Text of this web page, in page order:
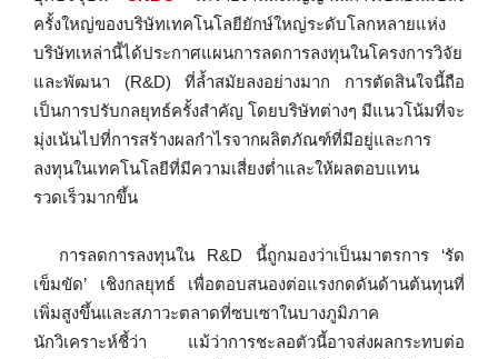
ครั้งใหญ่ของบริษัทเทคโนโลยียักษ์ใหญ่ระดับโลกหลายแห่ง
บริษัทเหล่านี้ได้ประกาศแผนการลดการลงทุนในโครงการวิจัย
และพัฒนา (R&D) ที่ล้ำสมัยลงอย่างมาก การตัดสินใจนี้ถือ
เป็นการปรับกลยุทธ์ครั้งสำคัญ โดยบริษัทต่างๆ มีแนวโน้มที่จะ
มุ่งเน้นไปที่การสร้างผลกำไรจากผลิตภัณฑ์ที่มีอยู่และการ
ลงทุนในเทคโนโลยีที่มีความเสี่ยงต่ำและให้ผลตอบแทน
รวดเร็วมากขึ้น
การลดการลงทุนใน R&D นี้ถูกมองว่าเป็นมาตรการ ‘รัด
เข็มขัด’ เชิงกลยุทธ์ เพื่อตอบสนองต่อแรงกดดันด้านต้นทุนที่
เพิ่มสูงขึ้นและสภาวะตลาดที่ซบเซาในบางภูมิภาค
นักวิเคราะห์ชี้ว่า แม้ว่าการชะลอตัวนี้อาจส่งผลกระทบต่อ